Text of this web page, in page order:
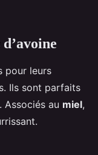
pour leurs
Ils sont parfaits
Associés au miel,